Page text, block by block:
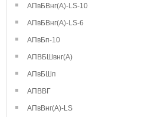
АПвБВнг(А)-LS-10
АПвБВнг(А)-LS-6
АПвБп-10
АПВБШвнг(А)
АПвБШп
АПВВГ
АПвВнг(А)-LS